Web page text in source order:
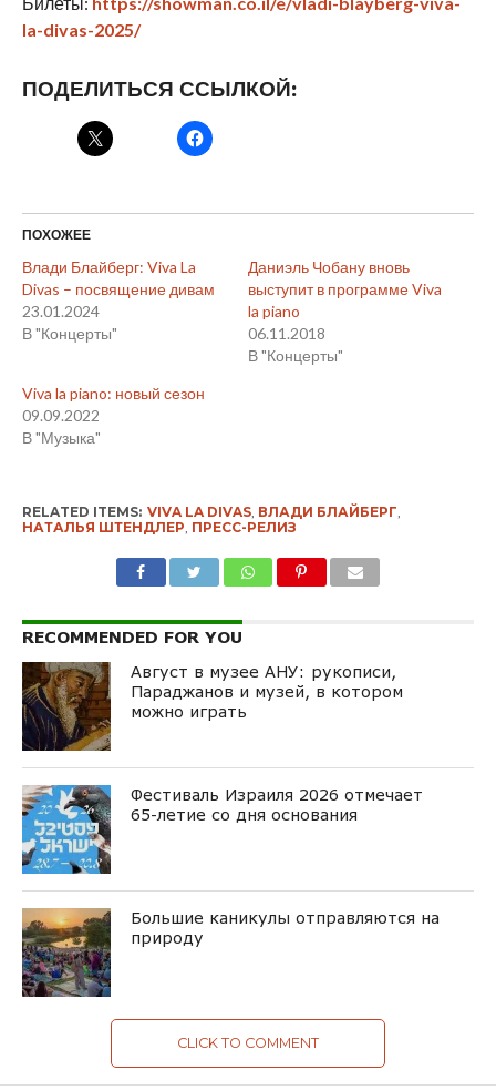
la-divas-2025/
ПОДЕЛИТЬСЯ ССЫЛКОЙ:
ПОХОЖЕЕ
Влади Блайберг: Viva La
Divas – посвящение дивам
23.01.2024
В "Концерты"
Даниэль Чобану вновь
выступит в программе Viva
la piano
06.11.2018
В "Концерты"
Viva la piano: новый сезон
09.09.2022
В "Музыка"
RELATED ITEMS: VIVA LA DIVAS, ВЛАДИ БЛАЙБЕРГ
НАТАЛЬЯ ШТЕНДЛЕР ПРЕСС-РЕЛИЗ
RECOMMENDED FOR YOU
Август в музее АНУ: рукописи,
Параджанов и музей, в котором
можно играть
Фестиваль Израиля 2026 отмечает
65-летие со дня основания
Большие каникулы отправляются на
природу
CLICK TO COMMENT